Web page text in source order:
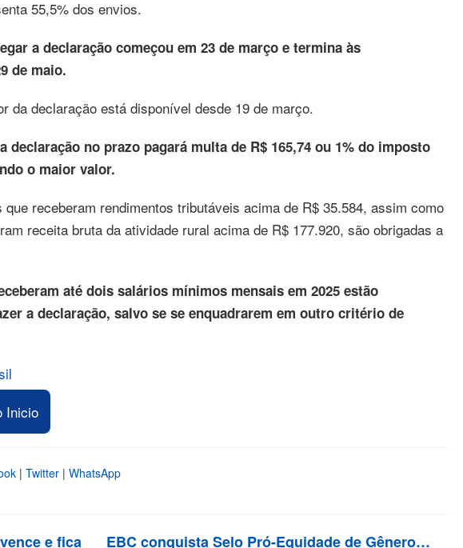
55,5% dos envios.
a declaração começou em 23 de março e termina às
de maio.
da declaração está disponível desde 19 de março.
declaração no prazo pagará multa de R$ 165,74 ou 1% do imposto
o maior valor.
receberam rendimentos tributáveis acima de R$ 35.584, assim como
receita bruta da atividade rural acima de R$ 177.920, são obrigadas a
até dois salários mínimos mensais em 2025 estão
a declaração, salvo se se enquadrarem em outro critério de
Inicio
| Twitter | WhatsApp
e fica EBC conquista Selo Pró-Equidade de Gênero…